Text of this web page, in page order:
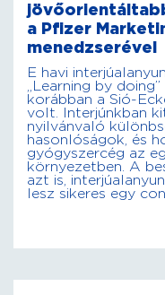
a Pfizer
menedzserével
E havi
„Learning by
korábban a Sió-
volt. Interjúnkban
nyilvánvaló
hasonlóságok, és
gyógyszercég az
környezetben. A
azt is,
lesz sikeres egy